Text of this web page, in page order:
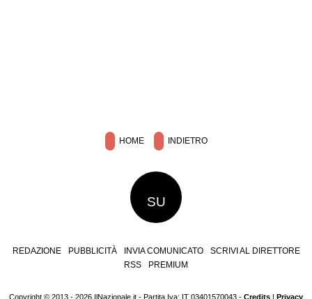
HOME INDIETRO
SU
REDAZIONE PUBBLICITÀ INVIA COMUNICATO
SCRIVI AL DIRETTORE
RSS
PREMIUM
Copyright © 2013 - 2026 IlNazionale.it - Partita Iva: IT 03401570043 - Credits | Privacy